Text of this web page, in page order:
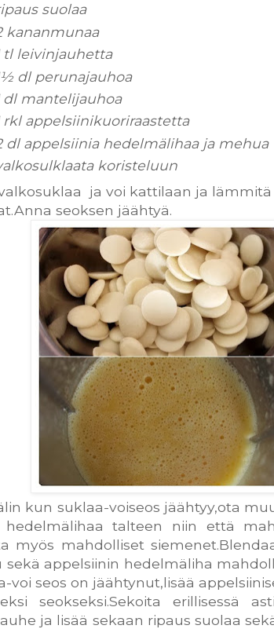
suolaa
kananmunaa
tl leivinjauhetta
dl perunajauhoa
dl mantelijauhoa
rkl appelsiinikuoriraastetta
dl appelsiinia hedelmälihaa ja mehua
koristeluun
ja voi kattilaan ja
seoksen jäähtyä.
kun suklaa-voiseos jäähtyy,ota
hedelmälihaa talteen niin että
myös mahdolliset
sekä appelsiinin hedelmäliha
voi seos on jäähtynut,lisää
seokseksi.Sekoita erillisessä
ja lisää sekaan ripaus suolaa